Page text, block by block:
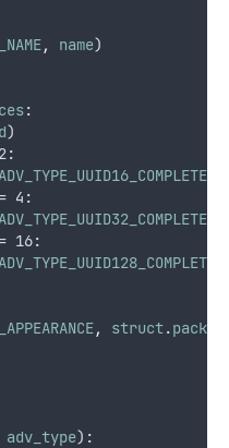
, name)
:
)
_ADV_TYPE_UUID16_COMPLETE
4:
_ADV_TYPE_UUID32_COMPLETE
16:
_ADV_TYPE_UUID128_COMPLETE
, struct.pack
adv_type):